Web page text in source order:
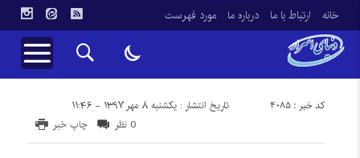
خانه ارتباط با ما درباره ما مورد فهرست
تاریخ انتشار : یکشنبه ۸ مهر ۱۳۹۷ - ۱۱:۴۶ کد خبر : 4085
چاپ خبر 0 نظر